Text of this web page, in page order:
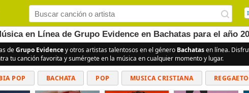
en Línea de Grupo Evidence en Bachatas para el año
deGrupo Evidencey otros artistas talentosos en el género Bachatasen línea.
tu canción favorita y sumérgete en la música en cualquier momento y lugar.
POP BACHATA POP MUSICA CRISTIANA